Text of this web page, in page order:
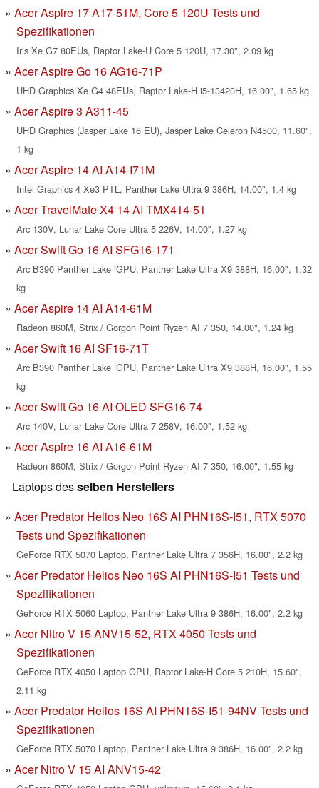
Acer Aspire 17 A17-51M, Core 5 120U Tests und
Spezifikationen
Iris Xe G7 80EUs, Raptor Lake-U Core 5 120U, 17.30", 2.09 kg
Acer Aspire Go 16 AG16-71P
UHD Graphics Xe G4 48EUs, Raptor Lake-H i5-13420H, 16.00", 1.65 kg
Acer Aspire 3 A311-45
UHD Graphics (Jasper Lake 16 EU), Jasper Lake Celeron N4500, 11.60",
1 kg
Acer Aspire 14 AI A14-I71M
Intel Graphics 4 Xe3 PTL, Panther Lake Ultra 9 386H, 14.00", 1.4 kg
Acer TravelMate X4 14 AI TMX414-51
Arc 130V, Lunar Lake Core Ultra 5 226V, 14.00", 1.27 kg
Acer Swift Go 16 AI SFG16-171
Arc B390 Panther Lake iGPU, Panther Lake Ultra X9 388H, 16.00", 1.32
kg
Acer Aspire 14 AI A14-61M
Radeon 860M, Strix / Gorgon Point Ryzen AI 7 350, 14.00", 1.24 kg
Acer Swift 16 AI SF16-71T
Arc B390 Panther Lake iGPU, Panther Lake Ultra X9 388H, 16.00", 1.55
kg
Acer Swift Go 16 AI OLED SFG16-74
Arc 140V, Lunar Lake Core Ultra 7 258V, 16.00", 1.52 kg
Acer Aspire 16 AI A16-61M
Radeon 860M, Strix / Gorgon Point Ryzen AI 7 350, 16.00", 1.55 kg
Laptops desselben Herstellers
Acer Predator Helios Neo 16S AI PHN16S-I51, RTX 5070
Tests und Spezifikationen
GeForce RTX 5070 Laptop, Panther Lake Ultra 7 356H, 16.00", 2.2 kg
Acer Predator Helios Neo 16S AI PHN16S-I51 Tests und
Spezifikationen
GeForce RTX 5060 Laptop, Panther Lake Ultra 9 386H, 16.00", 2.2 kg
Acer Nitro V 15 ANV15-52, RTX 4050 Tests und
Spezifikationen
GeForce RTX 4050 Laptop GPU, Raptor Lake-H Core 5 210H, 15.60",
2.11 kg
Acer Predator Helios 16S AI PHN16S-I51-94NV Tests und
Spezifikationen
GeForce RTX 5070 Laptop, Panther Lake Ultra 9 386H, 16.00", 2.2 kg
Acer Nitro V 15 AI ANV15-42